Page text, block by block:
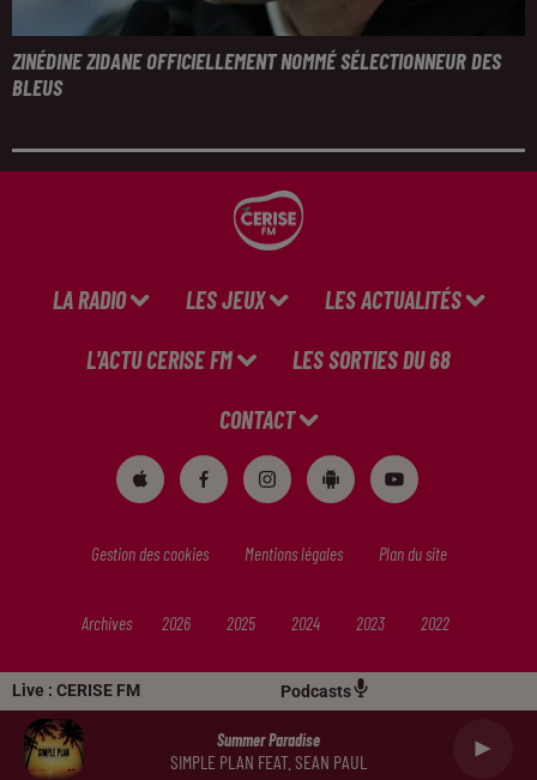
Live : CERISE FM Podcasts
Summer Paradise
SIMPLE PLAN FEAT. SEAN PAUL
ZINÉDINE ZIDANE OFFICIELLEMENT NOMMÉ SÉLECTIONNEUR DES
BLEUS
LA RADIO LES JEUX LES ACTUALITÉS
L'ACTU CERISE FM LES SORTIES DU 68
CONTACT
Gestion des cookies Mentions légales Plan du site
Archives 2026 2025 2024 2023 2022